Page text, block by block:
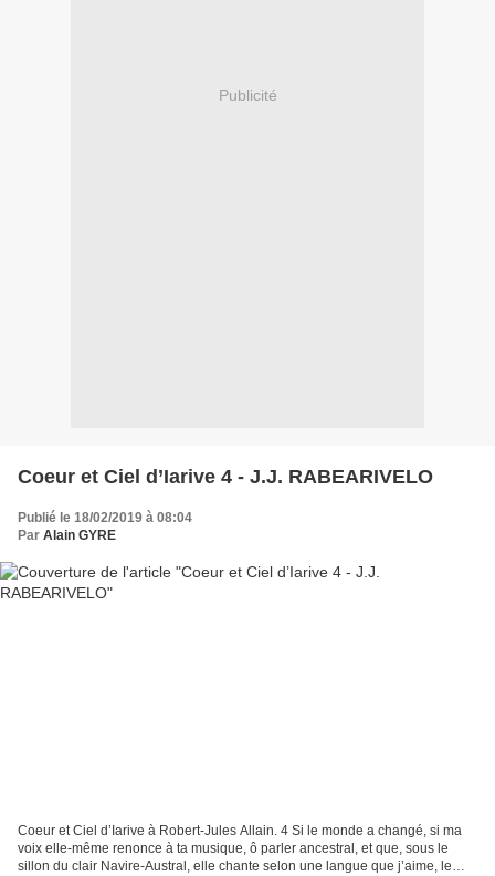
Publicité
Coeur et Ciel d’Iarive 4 - J.J. RABEARIVELO
Publié le 18/02/2019 à 08:04
Par Alain GYRE
Coeur et Ciel d’Iarive à Robert-Jules Allain. 4 Si le monde a changé, si ma
voix elle-même renonce à ta musique, ô parler ancestral, et que, sous le
sillon du clair Navire-Austral, elle chante selon une langue que j’aime, le